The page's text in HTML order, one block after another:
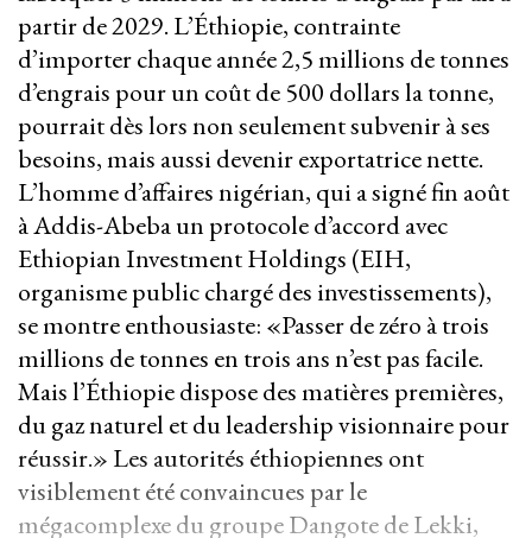
partir de 2029. L’Éthiopie, contrainte
d’importer chaque année 2,5 millions de tonnes
d’engrais pour un coût de 500 dollars la tonne,
pourrait dès lors non seulement subvenir à ses
besoins, mais aussi devenir exportatrice nette.
L’homme d’affaires nigérian, qui a signé fin août
à Addis-Abeba un protocole d’accord avec
Ethiopian Investment Holdings (EIH,
organisme public chargé des investissements),
se montre enthousiaste: «Passer de zéro à trois
millions de tonnes en trois ans n’est pas facile.
Mais l’Éthiopie dispose des matières premières,
du gaz naturel et du leadership visionnaire pour
réussir.» Les autorités éthiopiennes ont
visiblement été convaincues par le
mégacomplexe du groupe Dangote de Lekki,